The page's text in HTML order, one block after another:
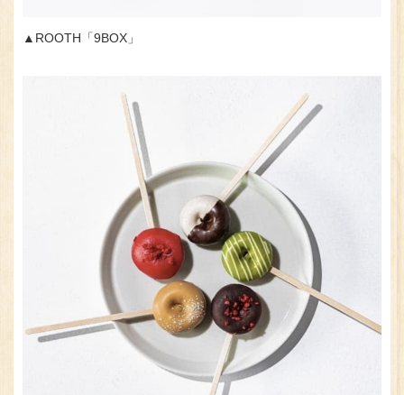
▲ROOTH「9BOX」